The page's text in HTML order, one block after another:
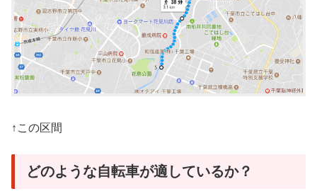
↑この区間
どのような自転車が適しているか？